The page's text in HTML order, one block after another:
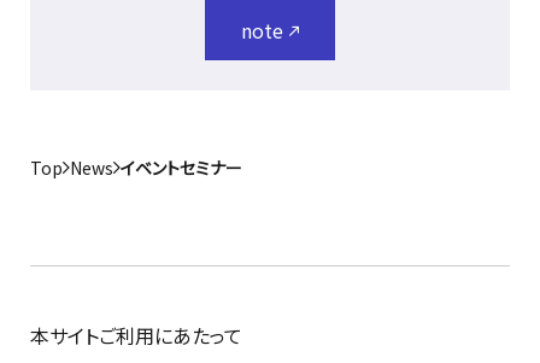
note
Top News イベントセミナー
本サイトご利用にあたって